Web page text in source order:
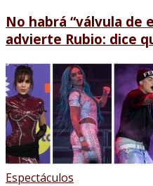
No habrá “válvula de
advierte Rubio: dice
Espectáculos